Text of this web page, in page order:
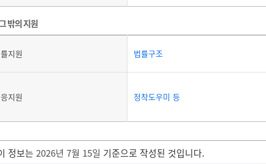
밖의 지원
지원 법률구조
지원 정착도우미 등
정보는 2026년 7월 15일 기준으로 작성된 것입니다.